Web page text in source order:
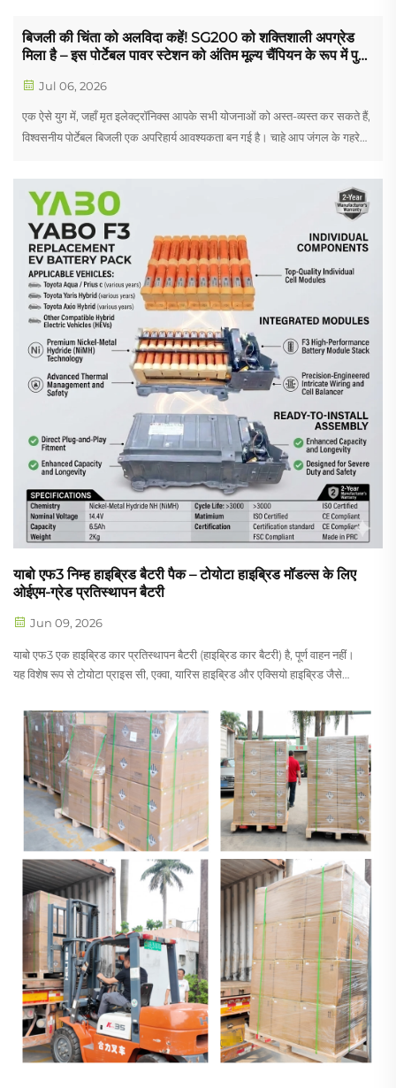
बिजली की चिंता को अलविदा कहें! SG200 को शक्तिशाली अपग्रेड
मिला है – इस पोर्टेबल पावर स्टेशन को अंतिम मूल्य चैंपियन के रूप में पुनः
Jul 06, 2026
एक ऐसे युग में, जहाँ मृत इलेक्ट्रॉनिक्स आपके सभी योजनाओं को अस्त-व्यस्त कर सकते हैं,
विश्वसनीय पोर्टेबल बिजली एक अपरिहार्य आवश्यकता बन गई है। चाहे आप जंगल के गहरे
या...
याबो एफ3 निम्ह हाइब्रिड बैटरी पैक – टोयोटा हाइब्रिड मॉडल्स के लिए
ओईएम-ग्रेड प्रतिस्थापन बैटरी
Jun 09, 2026
याबो एफ3 एक हाइब्रिड कार प्रतिस्थापन बैटरी (हाइब्रिड कार बैटरी) है, पूर्ण वाहन नहीं।
यह विशेष रूप से टोयोटा प्राइस सी, एक्वा, यारिस हाइब्रिड और एक्सियो हाइब्रिड जैसे
रूप में कार्य करता है...